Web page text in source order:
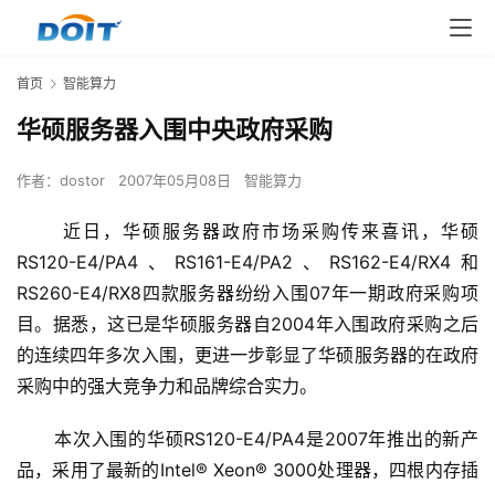
首页 智能算力
华硕服务器入围中央政府采购
作者： dostor 2007年05月08日 智能算力
近日，华硕服务器政府市场采购传来喜讯，华硕
RS120-E4/PA4、RS161-E4/PA2、RS162-E4/RX4和
RS260-E4/RX8四款服务器纷纷入围07年一期政府采购项
目。据悉，这已是华硕服务器自2004年入围政府采购之后
的连续四年多次入围，更进一步彰显了华硕服务器的在政府
采购中的强大竞争力和品牌综合实力。
本次入围的华硕RS120-E4/PA4是2007年推出的新产
品，采用了最新的Intel® Xeon® 3000处理器，四根内存插